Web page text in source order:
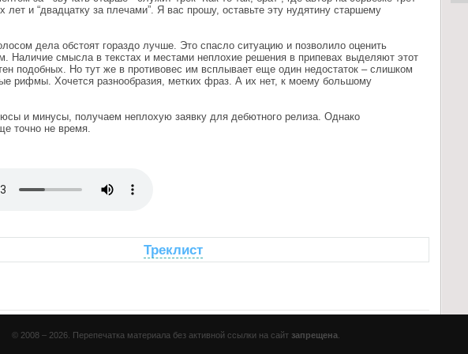
лет и “двадцатку за плечами”. Я вас прошу, оставьте эту нудятину старшему
дела обстоят гораздо лучше. Это спасло ситуацию и позволило оценить
Наличие смысла в текстах и местами неплохие решения в припевах выделяют этот
подобных. Но тут же в противовес им всплывает еще один недостаток – слишком
рифмы. Хочется разнообразия, метких фраз. А их нет, к моему большому
и минусы, получаем неплохую заявку для дебютного релиза. Однако
точно не время.
Треклист
© 2008 – 2026. Перепечатка материала без активной ссылки на сайт запрещена